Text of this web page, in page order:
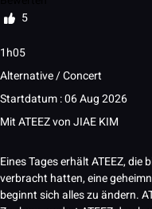
5
1h05
Alternative / Concert
Startdatum : 06 Aug 2026
MitATEEZvonJIAE KIM
Eines Tages erhält ATEEZ,
verbracht hatten, eine
beginnt sich alles zu ändern.